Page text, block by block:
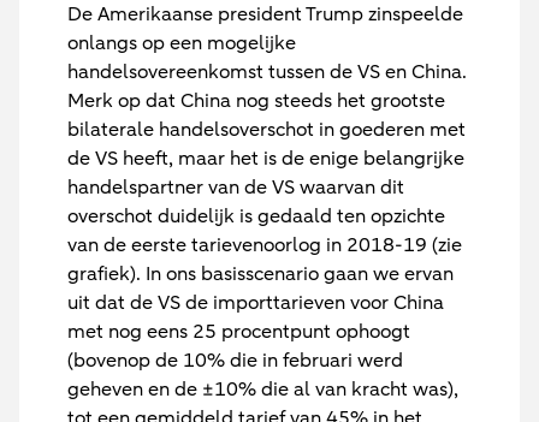
De Amerikaanse president Trump zinspeelde
onlangs op een mogelijke
handelsovereenkomst tussen de VS en China.
Merk op dat China nog steeds het grootste
bilaterale handelsoverschot in goederen met
de VS heeft, maar het is de enige belangrijke
handelspartner van de VS waarvan dit
overschot duidelijk is gedaald ten opzichte
van de eerste tarievenoorlog in 2018-19 (zie
grafiek). In ons basisscenario gaan we ervan
uit dat de VS de importtarieven voor China
met nog eens 25 procentpunt ophoogt
(bovenop de 10% die in februari werd
geheven en de ±10% die al van kracht was),